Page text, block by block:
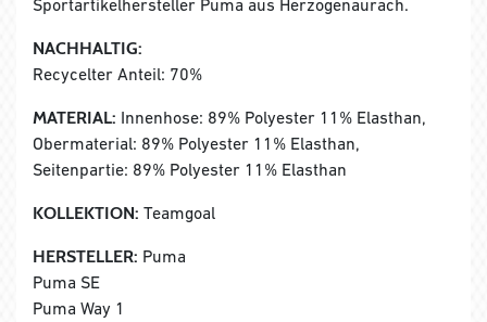
Sportartikelhersteller Puma aus Herzogenaurach.
NACHHALTIG:
Recycelter Anteil: 70%
MATERIAL: Innenhose: 89% Polyester 11% Elasthan,
Obermaterial: 89% Polyester 11% Elasthan,
Seitenpartie: 89% Polyester 11% Elasthan
KOLLEKTION: Teamgoal
HERSTELLER: Puma
Puma SE
Puma Way 1